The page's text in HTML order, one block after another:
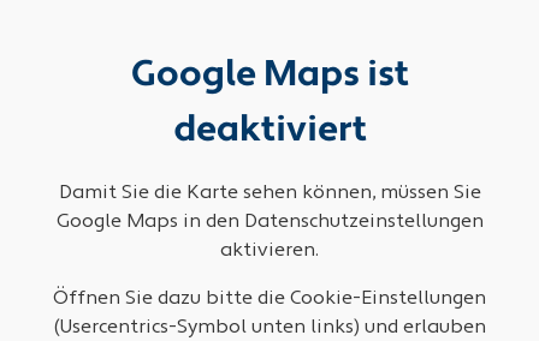
Google Maps ist
deaktiviert
Damit Sie die Karte sehen können, müssen Sie
Google Maps in den Datenschutzeinstellungen
aktivieren.
Öffnen Sie dazu bitte die Cookie-Einstellungen
(Usercentrics-Symbol unten links) und erlauben